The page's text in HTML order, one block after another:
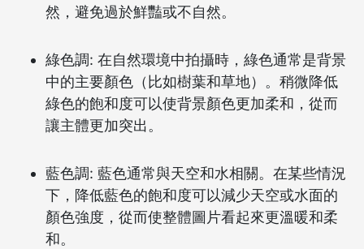
然，避免過於鮮豔或不自然。
綠色調: 在自然環境中拍攝時，綠色通常是背景
中的主要顏色（比如樹葉和草地）。稍微降低
綠色的飽和度可以使背景顏色更加柔和，從而
讓主體更加突出。
藍色調: 藍色通常與天空和水相關。在某些情況
下，降低藍色的飽和度可以減少天空或水面的
顏色強度，從而使整體圖片看起來更溫暖和柔
和。